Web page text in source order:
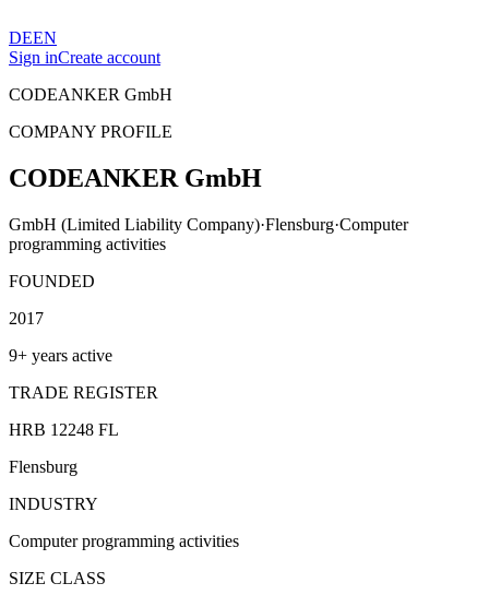
DEEN
Sign inCreate account
CODEANKER GmbH
COMPANY PROFILE
CODEANKER GmbH
GmbH (Limited Liability Company)·Flensburg·Computer
programming activities
FOUNDED
2017
9+ years active
TRADE REGISTER
HRB 12248 FL
Flensburg
INDUSTRY
Computer programming activities
SIZE CLASS